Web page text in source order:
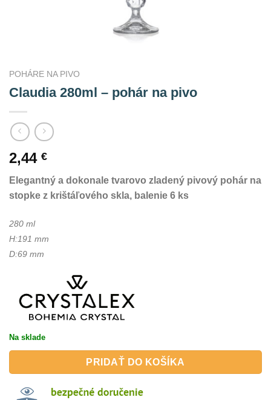
POHÁRE NA PIVO
Claudia 280ml – pohár na pivo
2,44 €
Elegantný a dokonale tvarovo zladený pivový pohár na
stopke z krištáľového skla, balenie 6 ks
280 ml
H:191 mm
D:69 mm
Na sklade
PRIDAŤ DO KOŠÍKA